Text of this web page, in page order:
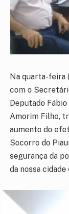
Na quarta-feira
com o
Deputado
Amorim Filho,
aumento do
Socorro do
segurança da
da nossa